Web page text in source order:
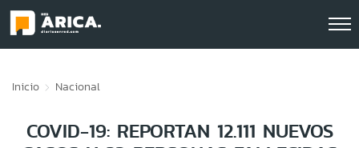
Inicio Nacional
COVID-19: REPORTAN 12.111 NUEVOS